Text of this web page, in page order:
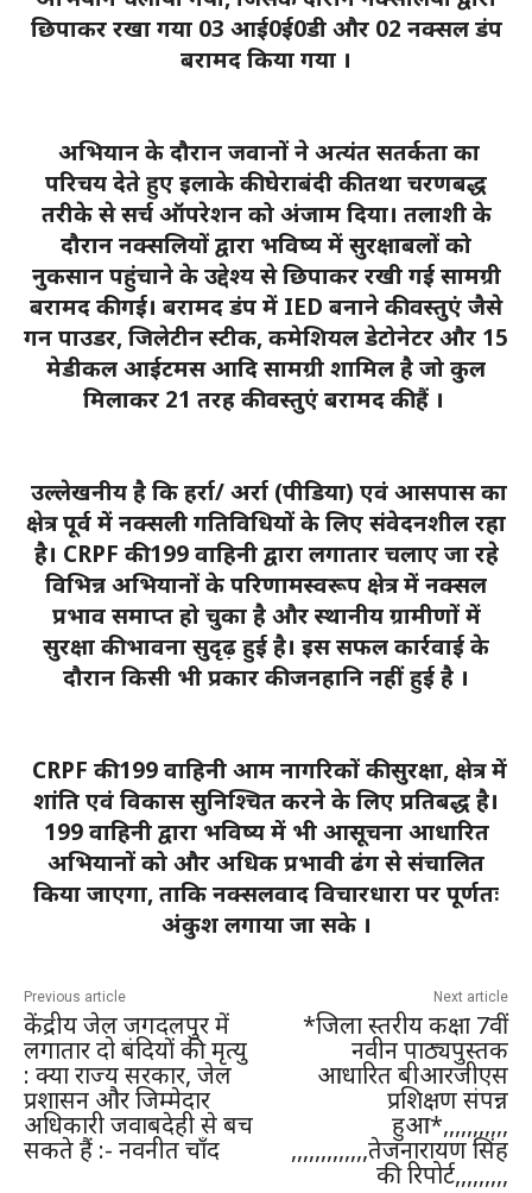
छिपाकर रखा गया 03 आई0ई0डी और 02 नक्सल डंप
बरामद किया गया ।
अभियान के दौरान जवानों ने अत्यंत सतर्कता का
परिचय देते हुए इलाके की घेराबंदी की तथा चरणबद्ध
तरीके से सर्च ऑपरेशन को अंजाम दिया। तलाशी के
दौरान नक्सलियों द्वारा भविष्य में सुरक्षाबलों को
नुकसान पहुंचाने के उद्देश्य से छिपाकर रखी गई सामग्री
बरामद की गई। बरामद डंप में IED बनाने की वस्तुएं जैसे
गन पाउडर, जिलेटीन स्टीक, कमेशियल डेटोनेटर और 15
मेडीकल आईटमस आदि सामग्री शामिल है जो कुल
मिलाकर 21 तरह की वस्तुएं बरामद की हैं ।
उल्लेखनीय है कि हर्रा/ अर्रा (पीडिया) एवं आसपास का
क्षेत्र पूर्व में नक्सली गतिविधियों के लिए संवेदनशील रहा
है। CRPF की 199 वाहिनी द्वारा लगातार चलाए जा रहे
विभिन्न अभियानों के परिणामस्वरूप क्षेत्र में नक्सल
प्रभाव समाप्त हो चुका है और स्थानीय ग्रामीणों में
सुरक्षा की भावना सुदृढ़ हुई है। इस सफल कार्रवाई के
दौरान किसी भी प्रकार की जनहानि नहीं हुई है ।
CRPF की 199 वाहिनी आम नागरिकों की सुरक्षा, क्षेत्र में
शांति एवं विकास सुनिश्चित करने के लिए प्रतिबद्ध है।
199 वाहिनी द्वारा भविष्य में भी आसूचना आधारित
अभियानों को और अधिक प्रभावी ढंग से संचालित
किया जाएगा, ताकि नक्सलवाद विचारधारा पर पूर्णतः
अंकुश लगाया जा सके ।
Previous article
केंद्रीय जेल जगदलपुर में
लगातार दो बंदियों की मृत्यु
: क्या राज्य सरकार, जेल
प्रशासन और जिम्मेदार
अधिकारी जवाबदेही से बच
सकते हैं :- नवनीत चाँद
Next article
*जिला स्तरीय कक्षा 7वीं
नवीन पाठ्यपुस्तक
आधारित बीआरजीएस
प्रशिक्षण संपन्न
हुआ*,,,,,,,,,,,
,,,,,,,,,,,,,तेजनारायण सिंह
की रिपोर्ट,,,,,,,,,